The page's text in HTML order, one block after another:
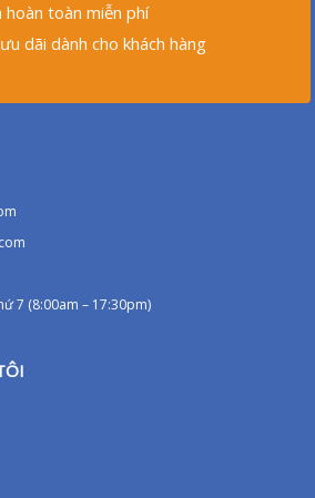
toàn miễn phí
dãi dành cho khách hàng
7 (8:00am – 17:30pm)